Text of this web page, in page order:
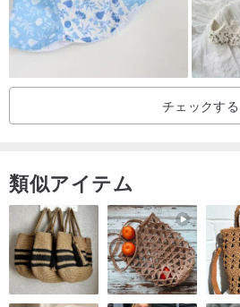
イテムにほつれやルーズエンドが発生す
通常、完成品の全体的な美しさを増しま
購入前にこれを考慮に入れてください。
要な場合は、弱火でご使用ください。
チェックする
類似アイテム